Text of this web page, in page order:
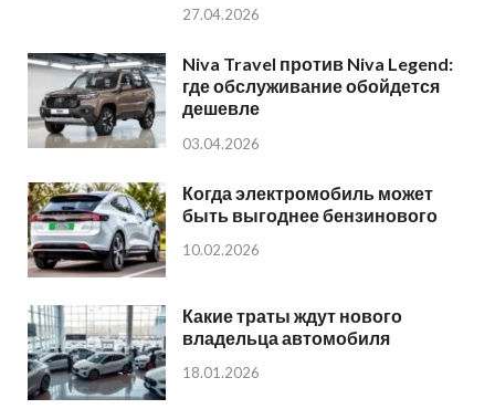
27.04.2026
Niva Travel против Niva Legend:
где обслуживание обойдется
дешевле
03.04.2026
Когда электромобиль может
быть выгоднее бензинового
10.02.2026
Какие траты ждут нового
владельца автомобиля
18.01.2026